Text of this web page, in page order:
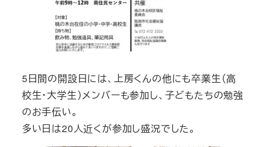
5日間の開設日には、上房くんの他にも卒業生（高
校生・大学生）メンバーも参加し、子どもたちの勉強
のお手伝い。
多い日は20人近くが参加し盛況でした。